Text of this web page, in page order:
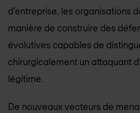
d'entreprise, les organisations
manière de construire des
évolutives capables de
chirurgicalement un attaquant
légitime.
De nouveaux vecteurs de